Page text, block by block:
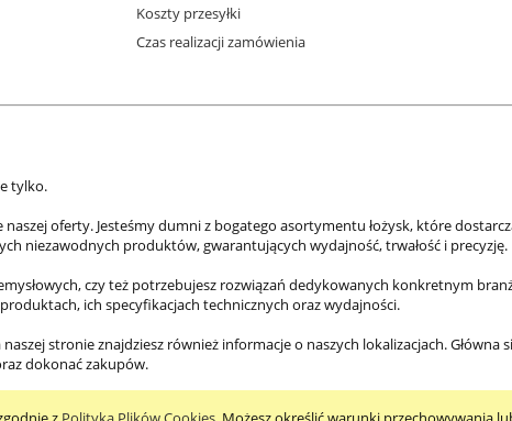
Koszty przesyłki
Czas realizacji zamówienia
tylko.
oferty. Jesteśmy dumni z bogatego asortymentu łożysk, które
niezawodnych produktów, gwarantujących wydajność, trwałość i precyzję.
czy też potrzebujesz rozwiązań dedykowanych konkretnym
ich specyfikacjach technicznych oraz wydajności.
stronie znajdziesz również informacje o naszych lokalizacjach. Główna
dokonać zakupów.